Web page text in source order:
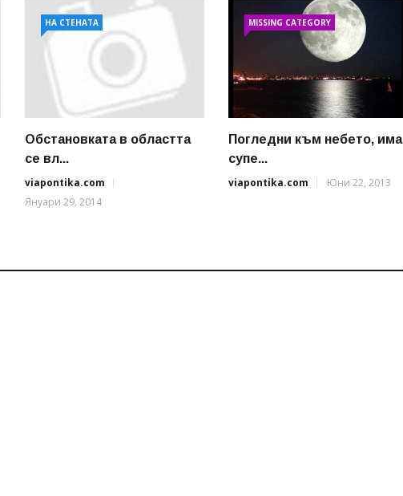
НА СТЕНАТА
Обстановката в областта
се вл...
viapontika.com
Януари 29, 2014
MISSING CATEGORY
Погледни към небето, има
супе...
viapontika.com
Юни 22, 2013